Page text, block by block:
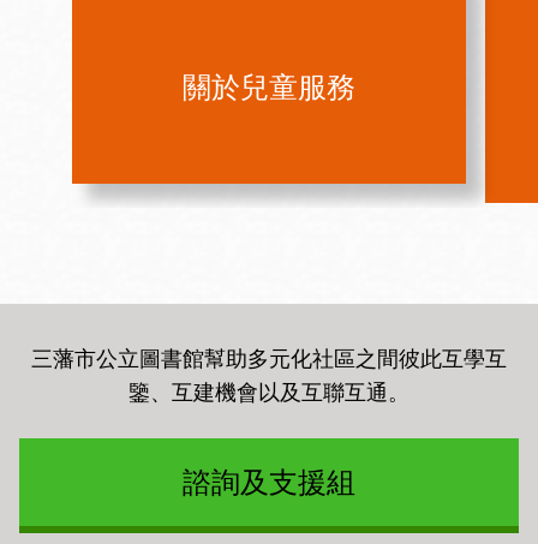
關於兒童服務
三藩市公立圖書館幫助多元化社區之間彼此互學互
鑒、互建機會以及互聯互通。
諮詢及支援組